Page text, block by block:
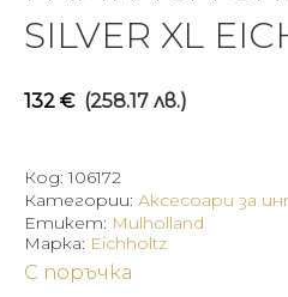
SILVER XL
132 € (258.17 лв.)
Код:106172
Категории: Аксесоари за
Етикет: Mulholland
С поръчка
Марка: Eichholtz